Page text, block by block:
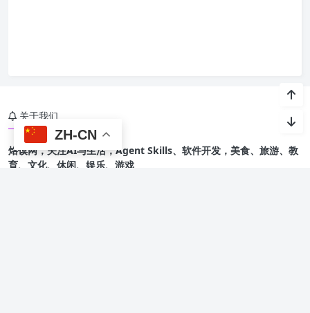
关于我们
烙馍网，关注AI与生活，Agent Skills、软件开发，美食、旅游、教
育、文化、休闲、娱乐、游戏
ZH-CN